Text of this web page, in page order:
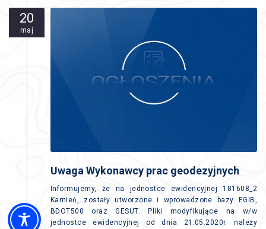
20
maj
Uwaga Wykonawcy prac geodezyjnych
Informujemy, że na jednostce ewidencyjnej 181608_2
Kamień, zostały utworzone i wprowadzone bazy EGIB,
BDOT500 oraz GESUT. Pliki modyfikujące na w/w
jednostce ewidencyjnej od dnia 21.05.2020r. należy